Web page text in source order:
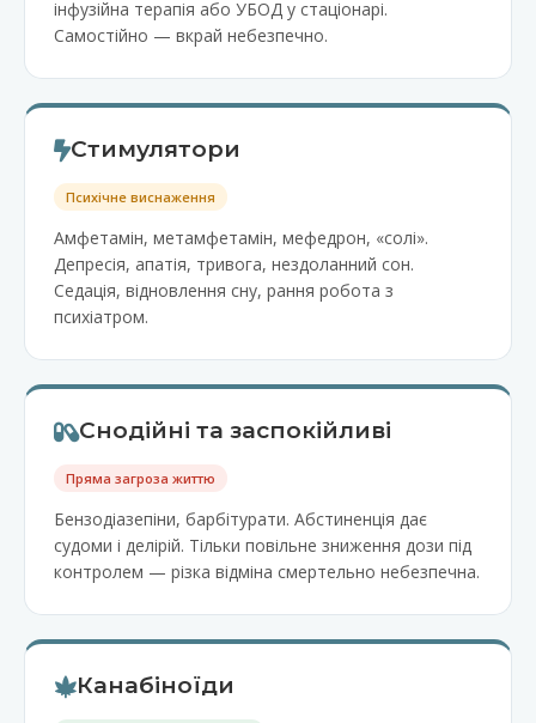
інфузійна терапія або УБОД у стаціонарі.
Самостійно — вкрай небезпечно.
Стимулятори
Психічне виснаження
Амфетамін, метамфетамін, мефедрон, «солі».
Депресія, апатія, тривога, нездоланний сон.
Седація, відновлення сну, рання робота з
психіатром.
Снодійні та заспокійливі
Пряма загроза життю
Бензодіазепіни, барбітурати. Абстиненція дає
судоми і делірій. Тільки повільне зниження дози під
контролем — різка відміна смертельно небезпечна.
Канабіноїди